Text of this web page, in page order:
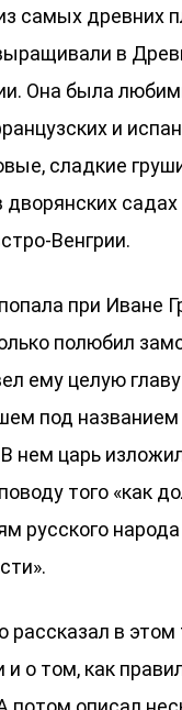
самых древних
в
Она была
и
сладкие
садах
Венгрии.
при Иване
полюбил
ему целую
под названием
нем царь
того «как
русского
рассказал в этом
и о том, как